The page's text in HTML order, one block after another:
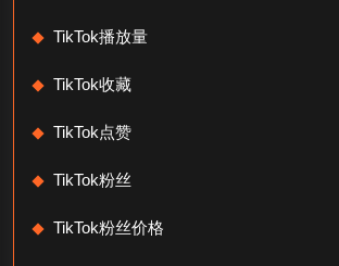
TikTok播放量
TikTok收藏
TikTok点赞
TikTok粉丝
TikTok粉丝价格